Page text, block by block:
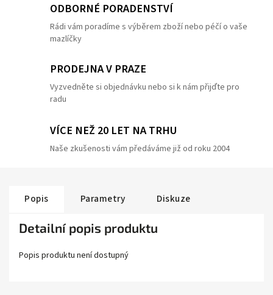
ODBORNÉ PORADENSTVÍ
Rádi vám poradíme s výběrem zboží nebo péčí o vaše
mazlíčky
PRODEJNA V PRAZE
Vyzvedněte si objednávku nebo si k nám přijďte pro
radu
VÍCE NEŽ 20 LET NA TRHU
Naše zkušenosti vám předáváme již od roku 2004
Popis Parametry Diskuze
Detailní popis produktu
Popis produktu není dostupný